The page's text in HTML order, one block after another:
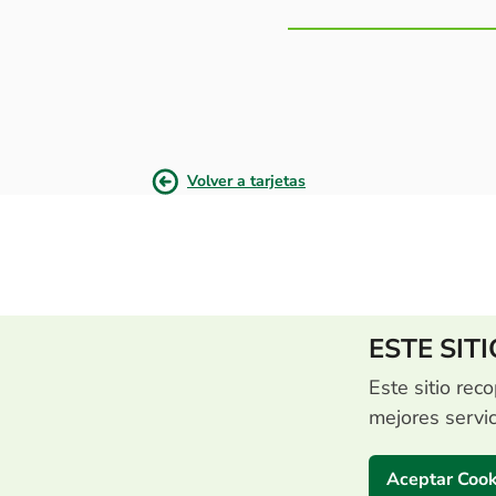
Volver a tarjetas
ESTE
Este sitio
mejores
Aceptar